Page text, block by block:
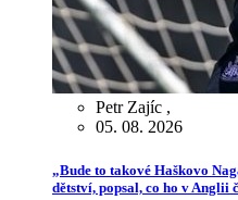
Petr Zajíc ,
05. 08. 2026
„Bude to takové Haškovo
dětství, popsal, co ho v Anglii